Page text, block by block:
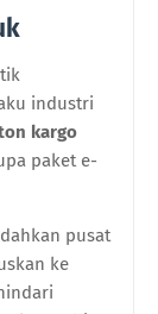
industri
kargo
paket e-
pusat
ke